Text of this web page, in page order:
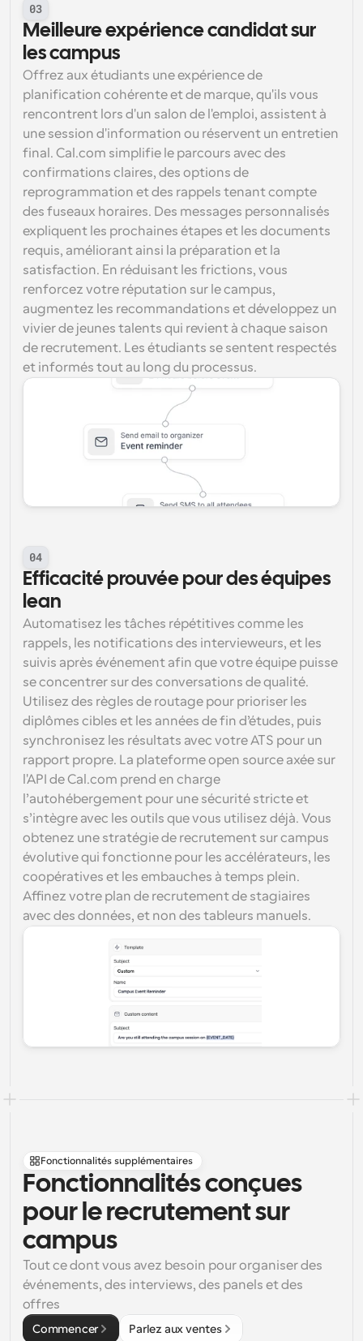
03
Meilleure expérience candidat sur
les campus
Offrez aux étudiants une expérience de
planification cohérente et de marque, qu'ils vous
rencontrent lors d'un salon de l'emploi, assistent à
une session d'information ou réservent un entretien
final. Cal.com simplifie le parcours avec des
confirmations claires, des options de
reprogrammation et des rappels tenant compte
des fuseaux horaires. Des messages personnalisés
expliquent les prochaines étapes et les documents
requis, améliorant ainsi la préparation et la
satisfaction. En réduisant les frictions, vous
renforcez votre réputation sur le campus,
augmentez les recommandations et développez un
vivier de jeunes talents qui revient à chaque saison
de recrutement. Les étudiants se sentent respectés
et informés tout au long du processus.
04
Efficacité prouvée pour des équipes
lean
Automatisez les tâches répétitives comme les
rappels, les notifications des intervieweurs, et les
suivis après événement afin que votre équipe puisse
se concentrer sur des conversations de qualité.
Utilisez des règles de routage pour prioriser les
diplômes cibles et les années de fin d’études, puis
synchronisez les résultats avec votre ATS pour un
rapport propre. La plateforme open source axée sur
l'API de Cal.com prend en charge
l’autohébergement pour une sécurité stricte et
s’intègre avec les outils que vous utilisez déjà. Vous
obtenez une stratégie de recrutement sur campus
évolutive qui fonctionne pour les accélérateurs, les
coopératives et les embauches à temps plein.
Affinez votre plan de recrutement de stagiaires
avec des données, et non des tableurs manuels.
Fonctionnalités supplémentaires
Fonctionnalités conçues
pour le recrutement sur
campus
Tout ce dont vous avez besoin pour organiser des
événements, des interviews, des panels et des
offres
Commencer Parlez aux ventes